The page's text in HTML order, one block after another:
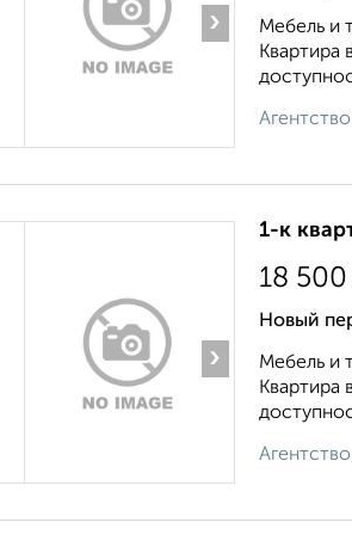
›
Мебель и
Квартира
›
1-к
18 500
Новый
Мебель и
Квартира